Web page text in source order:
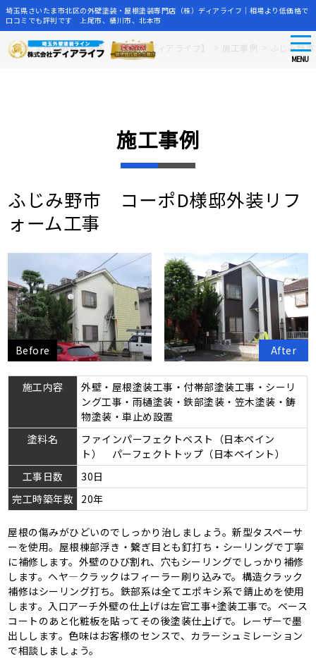
Skip
to
埼玉県さいたま市北区の外壁塗装・屋根塗装専門店（株）ディアライフ｜相場より低価格で
口コミでも評判です 上尾市、桶川市、北本市
MENU
さいたま市の外壁塗装店【株式会社ディアライフ】 施工事例 ふじみ野
施工事例
ふじみ野市 コーポD様邸外装リフ
ォーム工事
Before After
施工内容
外壁・屋根塗装工事・付帯部塗装工事・シーリ
ング工事・雨樋塗装・鉄部塗装・笠木塗装・鋳
物塗装・車止め設置
塗料名
ファインパーフェクトベスト（日本ペイン
ト） パーフェクトトップ（日本ペイント）
工事日数
30日
完工時築年数
20年
屋根の傷みがひどいのでしっかり治しましょう。新型タスペーサ
ーを使用。屋根棟部浮き・繋ぎ目とも釘打ち・シーリングで丁寧
に補修します。外壁のひび割れ、穴もシーリングでしっかり補修
します。ヘヤ―クラックはフィーラー刷り込みで。構造クラック
補修はシーリング打ち。鉄部系は全てエポキシ系で錆止めを使用
します。入口アーチ外壁の仕上げは左官工事+塗装工事で。ベース
コートのあと化粧板を貼ってその後塗装仕上げで。レーザーで墨
出しします。色味はお客様のセンスで、カラーシュミレーション
で相談しましょう。